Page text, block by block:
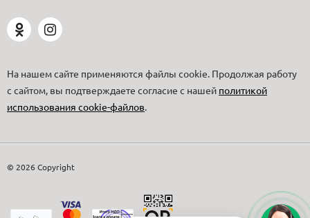
На нашем сайте применяются файлы cookie. Продолжая работу
с сайтом, вы подтверждаете согласие с нашей политикой
использования cookie-файлов.
© 2026 Copyright